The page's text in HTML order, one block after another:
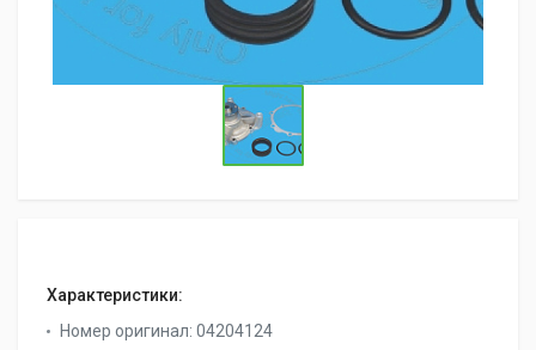
Характеристики:
Номер оригинал: 04204124